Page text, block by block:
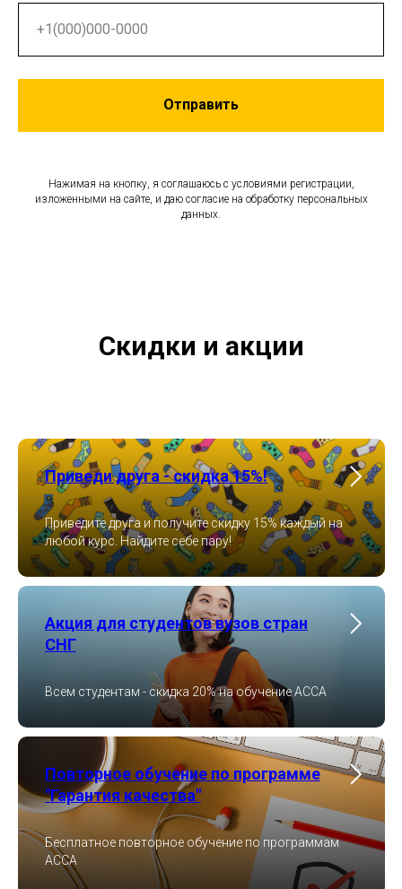
Отправить
Нажимая на кнопку, я соглашаюсь с условиями регистрации,
изложенными на сайте, и даю согласие на обработку персональных
данных.
Скидки и акции
Приведи друга - скидка 15%!
Приведите друга и получите скидку 15% каждый на
любой курс. Найдите себе пару!
Акция для студентов вузов стран
СНГ
Всем студентам - скидка 20% на обучение ACCA
Повторное обучение по программе
"Гарантия качества"
Бесплатное повторное обучение по программам
ACCA